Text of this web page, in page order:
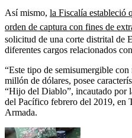
Así mismo, la Fiscalía estableció
orden de captura con fines de
solicitud de una corte distrital de
diferentes cargos relacionados
“Este tipo de semisumergible
millón de dólares, posee
“Hijo del Diablo”, incautado por
del Pacífico febrero del 2019, en
Armada.